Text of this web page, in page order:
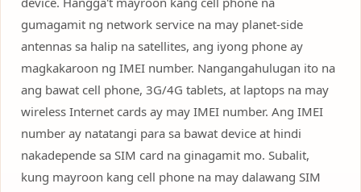
gumagamit ng network service na may planet-side
antennas sa halip na satellites, ang iyong phone ay
magkakaroon ng IMEI number. Nangangahulugan ito na
ang bawat cell phone, 3G/4G tablets, at laptops na may
wireless Internet cards ay may IMEI number. Ang IMEI
number ay natatangi para sa bawat device at hindi
nakadepende sa SIM card na ginagamit mo. Subalit,
kung mayroon kang cell phone na may dalawang SIM